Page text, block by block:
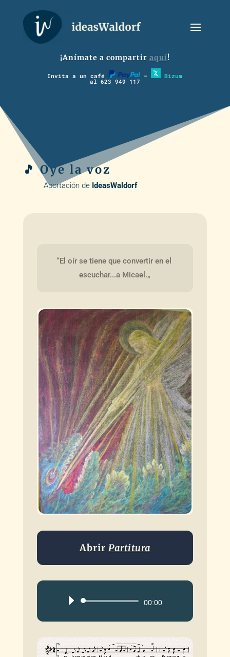
¡Anímate a compartir aquí!
Invita a un café – Bizum
al 623 949 117
🎵 Oye la voz
Aportación de IdeasWaldorf
“El oír se tiene que convertir en el
escuchar...a Micael.„
Abrir Partitura
Reproductor00:00